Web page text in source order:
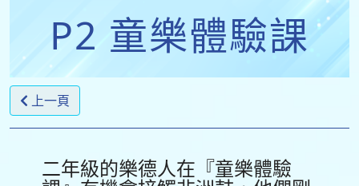
P2 童樂體驗課
上一頁
二年級的樂德人在『童樂體驗